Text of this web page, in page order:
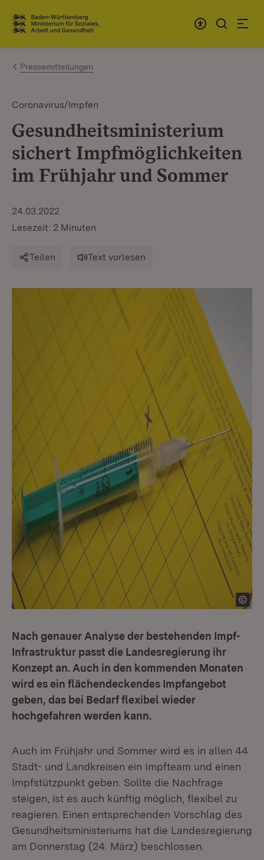
Zum Inhalt springen
Link zur Startseite
Pressemitteilungen
Coronavirus/Impfen
Gesundheitsministerium
sichert Impfmöglichkeiten
im Frühjahr und Sommer
24.03.2022
Lesezeit: 2 Minuten
Teilen Text vorlesen
Nach genauer Analyse der bestehenden Impf-
Infrastruktur passt die Landesregierung ihr
Konzept an. Auch in den kommenden Monaten
wird es ein flächendeckendes Impfangebot
geben, das bei Bedarf flexibel wieder
hochgefahren werden kann.
Auch im Frühjahr und Sommer wird es in allen 44
Stadt- und Landkreisen ein Impfteam und einen
Impfstützpunkt geben. Sollte die Nachfrage
steigen, ist es auch künftig möglich, flexibel zu
reagieren. Einen entsprechenden Vorschlag des
Gesundheitsministeriums hat die Landesregierung
am Donnerstag (24. März) beschlossen.